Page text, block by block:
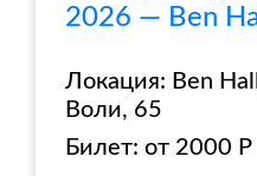
2026 — Ben
Локация: Ben
Воли, 65
Билет: от 2000 Р